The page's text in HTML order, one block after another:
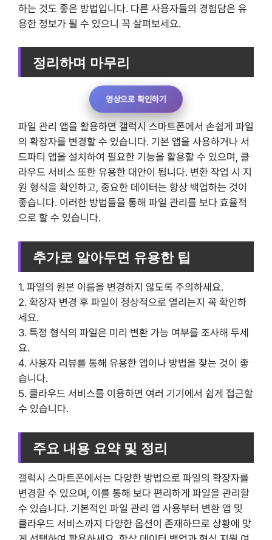
하는 것도 좋은 방법입니다. 다른 사용자들의 경험담은 유
용한 정보가 될 수 있으니 꼭 살펴보세요.
정리하며 마무리
영상으로 확인하기
파일 관리 앱을 활용하면 갤럭시 스마트폰에서 손쉽게 파일
의 확장자를 변경할 수 있습니다. 기본 앱을 사용하거나 서
드파티 앱을 설치하여 필요한 기능을 활용할 수 있으며, 클
라우드 서비스 또한 유용한 대안이 됩니다. 변환 작업 시 지
원 형식을 확인하고, 중요한 데이터는 항상 백업하는 것이
좋습니다. 이러한 방법들을 통해 파일 관리를 보다 효율적
으로 할 수 있습니다.
추가로 알아두면 유용한 팁
1. 파일의 원본 이름을 변경하지 않도록 주의하세요.
2. 확장자 변경 후 파일이 정상적으로 열리는지 꼭 확인하
세요.
3. 특정 형식의 파일은 미리 변환 가능 여부를 조사해 두세
요.
4. 사용자 리뷰를 통해 유용한 앱이나 방법을 찾는 것이 좋
습니다.
5. 클라우드 서비스를 이용하면 여러 기기에서 쉽게 접근할
수 있습니다.
주요 내용 요약 및 정리
갤럭시 스마트폰에서는 다양한 방법으로 파일의 확장자를
변경할 수 있으며, 이를 통해 보다 편리하게 파일을 관리할
수 있습니다. 기본적인 파일 관리 앱 사용부터 변환 앱 및
클라우드 서비스까지 다양한 옵션이 존재하므로 상황에 맞